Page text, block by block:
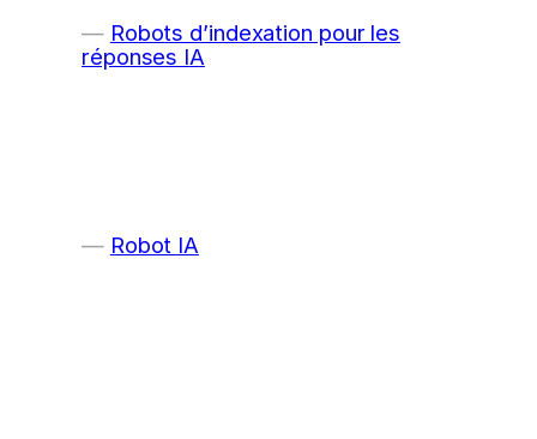
Robots d’indexation pour les
réponses IA
Robot IA